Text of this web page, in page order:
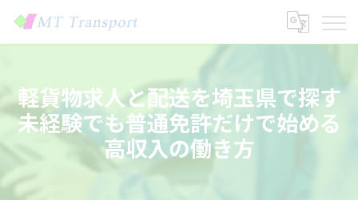
軽貨物求人と配送を埼玉県で探す
未経験でも普通免許だけで始める
高収入の働き方